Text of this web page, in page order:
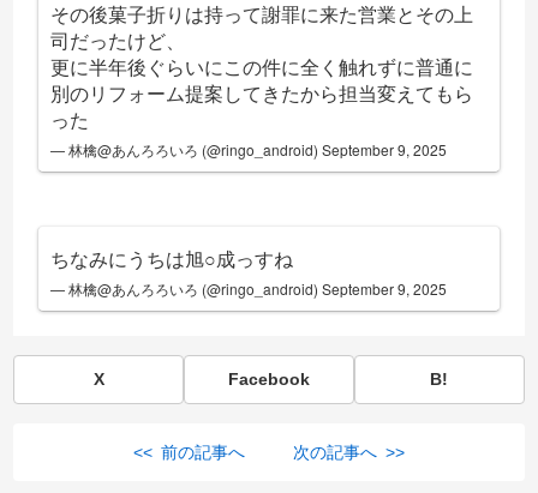
その後菓子折りは持って謝罪に来た営業とその上
司だったけど、
更に半年後ぐらいにこの件に全く触れずに普通に
別のリフォーム提案してきたから担当変えてもら
った
— 林檎@あんろろいろ (@ringo_android)September 9, 2025
ちなみにうちは旭○成っすね
— 林檎@あんろろいろ (@ringo_android)September 9, 2025
X Facebook B!
<< 前の記事へ 次の記事へ >>